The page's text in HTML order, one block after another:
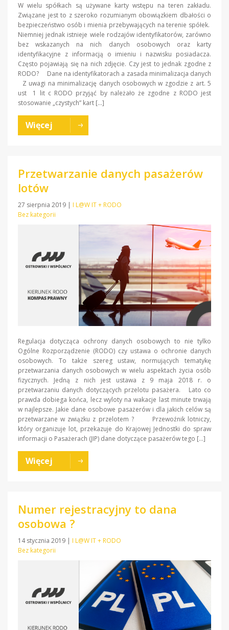
W wielu spółkach są używane karty wstępu na teren zakładu.
Związane jest to z szeroko rozumianym obowiązkiem dbałości o
bezpieczeństwo osób i mienia przebywających na terenie spółek.
Niemniej jednak istnieje wiele rodzajów identyfikatorów, zarówno
bez wskazanych na nich danych osobowych oraz karty
identyfikacyjne z informacją o imieniu i nazwisku posiadacza.
Często pojawiają się na nich zdjęcie. Czy jest to jednak zgodne z
RODO? Dane na identyfikatorach a zasada minimalizacja danych
Z uwagi na minimalizację danych osobowych w zgodzie z art. 5
ust 1 lit c RODO przyjąć by należało że zgodne z RODO jest
stosowanie „czystych” kart […]
Więcej
Przetwarzanie danych pasażerów
lotów
27 sierpnia 2019 | I L@W IT + RODO
Bez kategorii
Regulacja dotycząca ochrony danych osobowych to nie tylko
Ogólne Rozporządzenie (RODO) czy ustawa o ochronie danych
osobowych. To także szereg ustaw, normujących tematykę
przetwarzania danych osobowych w wielu aspektach życia osób
fizycznych. Jedną z nich jest ustawa z 9 maja 2018 r. o
przetwarzaniu danych dotyczących przelotu pasażera. Lato co
prawda dobiega końca, lecz wyloty na wakacje last minute trwają
w najlepsze. Jakie dane osobowe pasażerów i dla jakich celów są
przetwarzane w związku z przelotem ? Przewoźnik lotniczy,
który organizuje lot, przekazuje do Krajowej Jednostki do spraw
informacji o Pasażerach (JIP) dane dotyczące pasażerów tego […]
Więcej
Numer rejestracyjny to dana
osobowa ?
14 stycznia 2019 | I L@W IT + RODO
Bez kategorii